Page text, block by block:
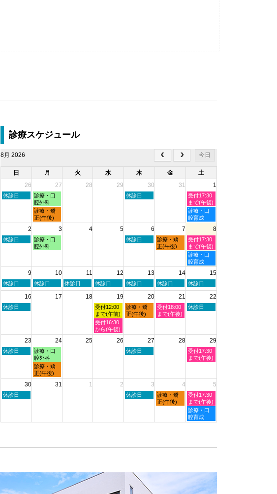
診療スケジュール
8月 2026 今日
日 月 火 水 木 金
土
26
27 28 29 30 31 1
日
月
2026
休診日
月
曜
日,
7
月
2026
診療・口
腔外科
木
月
2026
休診日
土
曜
日,
8
月
2026
受付17:30
まで(午後)
月
曜
日,
月
27th
2026
診療・矯
正(午後)
土
曜
日,
月
1st
2026
診療・口
腔育成
2 3 4 5 6 7 8
日
月
2026
休診日
月
曜
月
2026
診療・口
腔外科
木
月
2026
休診日
金
曜
月
2026
診療・矯
正(午後)
土
曜
日,
8
月
2026
受付17:30
まで(午後)
土
曜
日,
月
8th
診療・口
腔育成
9 10 11 12 13 14 15
日
曜
8
月
休診日
月
曜
休診日
火
曜
休診日
水
曜
8
月
12th
2026
休診日
木
曜
8
月
13th
休診日
金
曜
8
月
14th
休診日
土
曜
8
月
休診日
16 17 18 19 20 21 22
日
月
2026
休診日
水
曜
日,
8
月
受付12:00
まで(午前)
木
曜
月
2026
診療・矯
正(午後)
金
曜
月
受付18:00
まで(午後)
土
月
2026
休診日
水
曜
日,
受付16:30
から(午後)
23 24 25 26 27 28 29
日
月
2026
休診日
月
曜
日,
8
月
診療・口
腔外科
木
月
2026
休診日
土
曜
月
2026
受付17:30
まで(午後)
月
曜
日,
診療・矯
正(午後)
30 31 1 2 3 4 5
日
月
休診日
木
月
休診日
金
曜
月
診療・矯
正(午後)
土
曜
日,
9
月
受付17:30
まで(午後)
土
曜
日,
診療・口
腔育成